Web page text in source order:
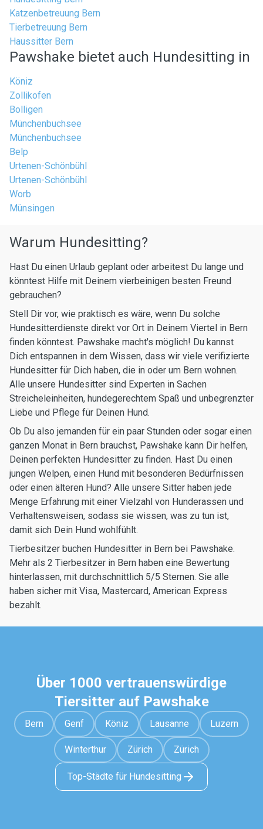
Katzenbetreuung Bern
Tierbetreuung Bern
Haussitter Bern
Pawshake bietet auch Hundesitting in
Köniz
Zollikofen
Bolligen
Münchenbuchsee
Münchenbuchsee
Belp
Urtenen-Schönbühl
Urtenen-Schönbühl
Worb
Münsingen
Warum Hundesitting?
Hast Du einen Urlaub geplant oder arbeitest Du lange und
könntest Hilfe mit Deinem vierbeinigen besten Freund
gebrauchen?
Stell Dir vor, wie praktisch es wäre, wenn Du solche
Hundesitterdienste direkt vor Ort in Deinem Viertel in Bern
finden könntest. Pawshake macht's möglich! Du kannst
Dich entspannen in dem Wissen, dass wir viele verifizierte
Hundesitter für Dich haben, die in oder um Bern wohnen.
Alle unsere Hundesitter sind Experten in Sachen
Streicheleinheiten, hundegerechtem Spaß und unbegrenzter
Liebe und Pflege für Deinen Hund.
Ob Du also jemanden für ein paar Stunden oder sogar einen
ganzen Monat in Bern brauchst, Pawshake kann Dir helfen,
Deinen perfekten Hundesitter zu finden. Hast Du einen
jungen Welpen, einen Hund mit besonderen Bedürfnissen
oder einen älteren Hund? Alle unsere Sitter haben jede
Menge Erfahrung mit einer Vielzahl von Hunderassen und
Verhaltensweisen, sodass sie wissen, was zu tun ist,
damit sich Dein Hund wohlfühlt.
Tierbesitzer buchen Hundesitter in Bern bei Pawshake.
Mehr als 2 Tierbesitzer in Bern haben eine Bewertung
hinterlassen, mit durchschnittlich 5/5 Sternen. Sie alle
haben sicher mit Visa, Mastercard, American Express
bezahlt.
Über 1000 vertrauenswürdige
Tiersitter auf Pawshake
Bern Genf Köniz Lausanne Luzern
Winterthur Zürich Zürich
Top-Städte für Hundesitting